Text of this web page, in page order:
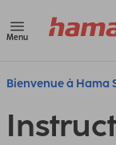
Menu
Bienvenue à Hama